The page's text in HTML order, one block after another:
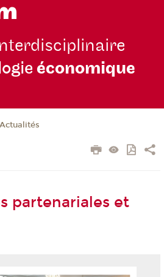
économique
Actualités
partenariales et